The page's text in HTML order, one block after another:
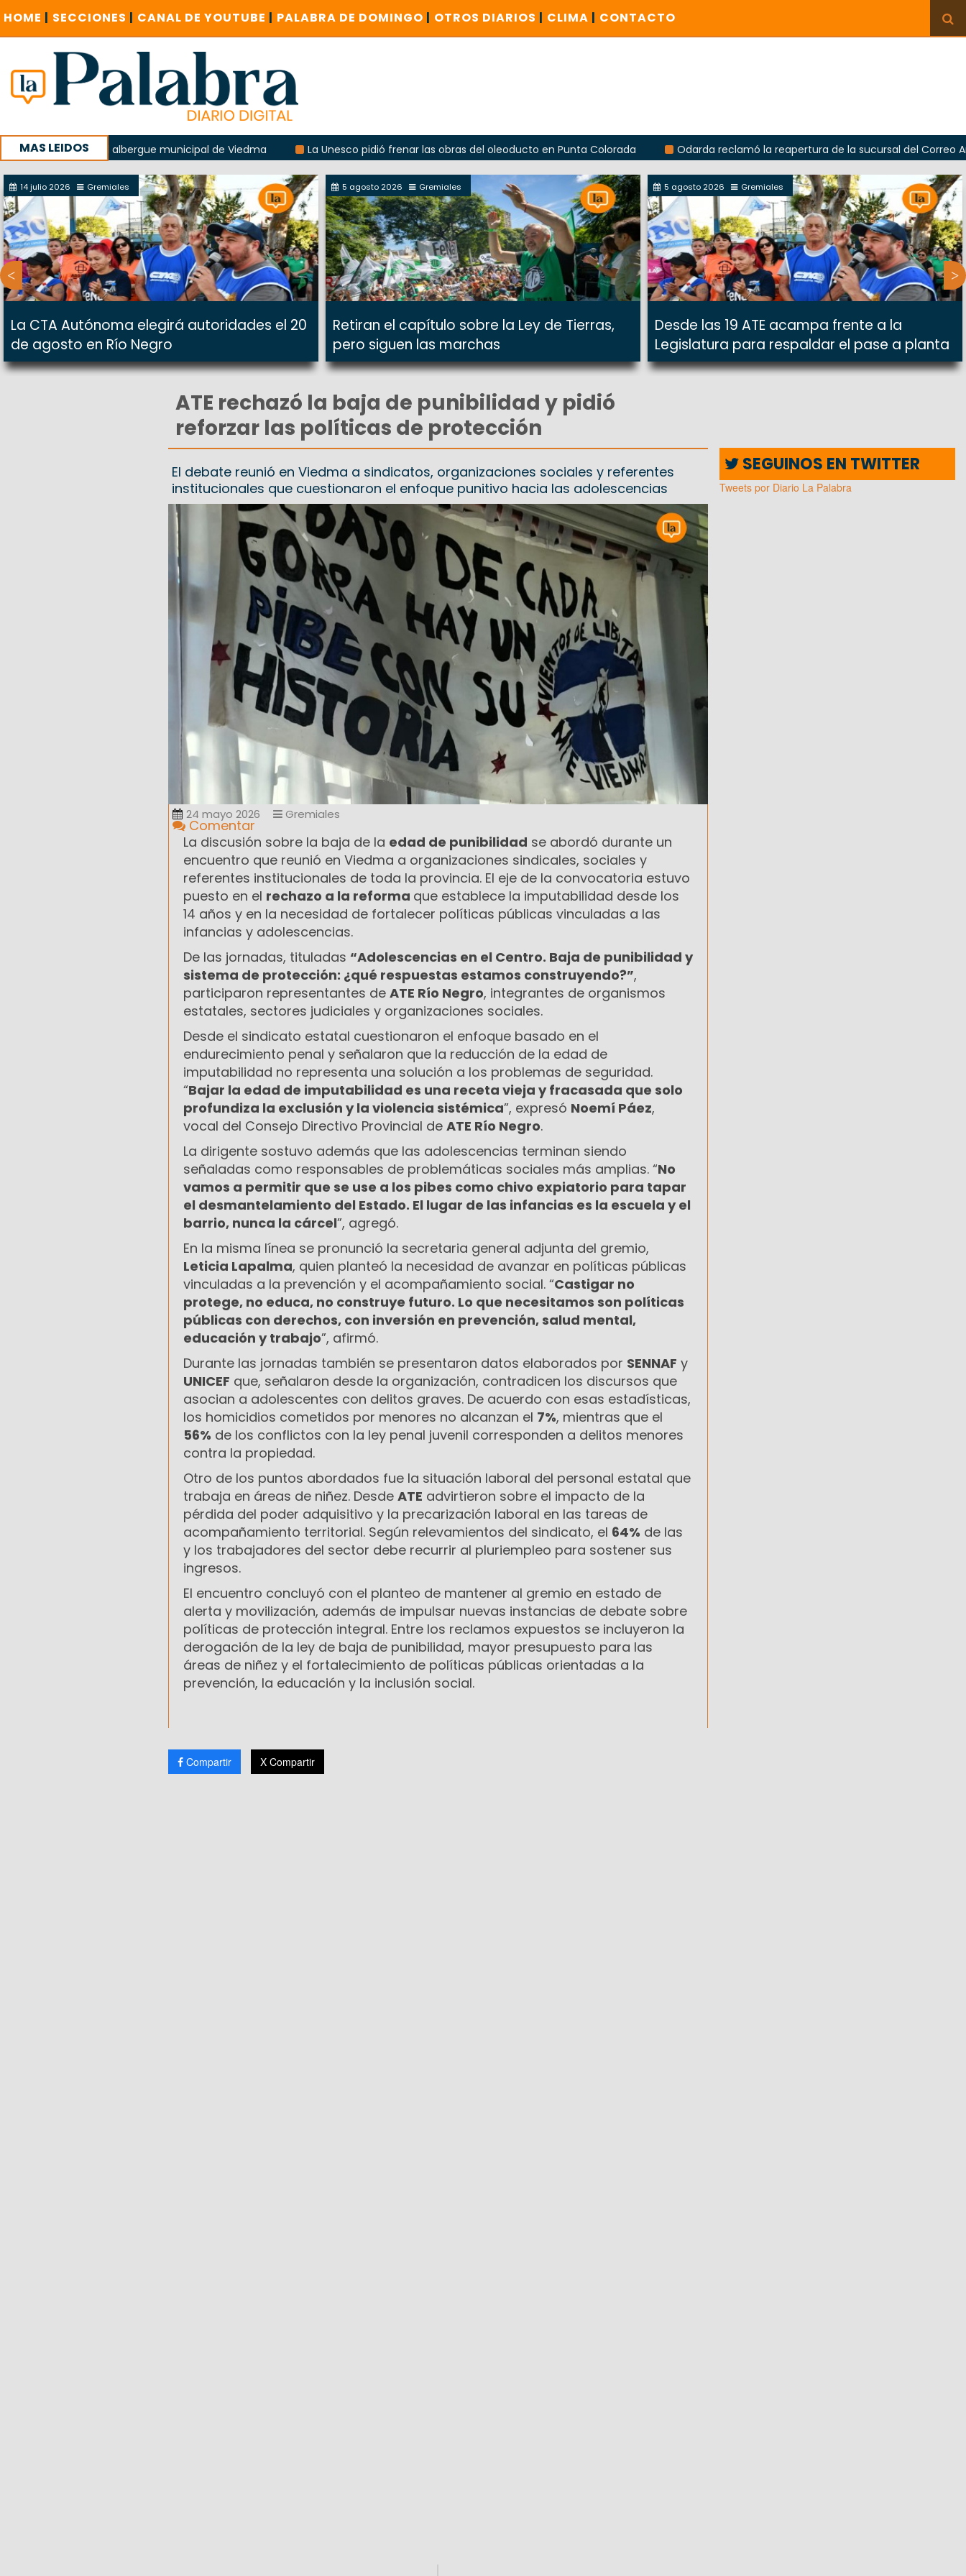
HOME | SECCIONES | CANAL DE YOUTUBE | PALABRA DE DOMINGO | OTROS DIARIOS | CLIMA | CONTACTO
MAS LEIDOS
del albergue municipal de Viedma La Unesco pidió frenar las obras del oleoducto en Punta Colorada
Odarda reclamó la reapertura de la sucursal del Correo Argentino
con un encuentro provincial en Roca
14 julio 2026 Gremiales
La CTA Autónoma elegirá autoridades el 20
de agosto en Río Negro
5 agosto 2026 Gremiales
Retiran el capítulo sobre la Ley de Tierras,
pero siguen las marchas
5 agosto 2026 Gremiales
Desde las 19 ATE acampa frente a la
Legislatura para respaldar el pase a planta
ATE rechazó la baja de punibilidad y pidió
reforzar las políticas de protección
El debate reunió en Viedma a sindicatos, organizaciones sociales y referentes
institucionales que cuestionaron el enfoque punitivo hacia las adolescencias
24 mayo 2026 Gremiales
Comentar
La discusión sobre la baja de la edad de punibilidad se abordó durante un
encuentro que reunió en Viedma a organizaciones sindicales, sociales y
referentes institucionales de toda la provincia. El eje de la convocatoria estuvo
puesto en el rechazo a la reforma que establece la imputabilidad desde los
14 años y en la necesidad de fortalecer políticas públicas vinculadas a las
infancias y adolescencias.
De las jornadas, tituladas “Adolescencias en el Centro. Baja de punibilidad y
sistema de protección: ¿qué respuestas estamos construyendo?”,
participaron representantes de ATE Río Negro, integrantes de organismos
estatales, sectores judiciales y organizaciones sociales.
Desde el sindicato estatal cuestionaron el enfoque basado en el
endurecimiento penal y señalaron que la reducción de la edad de
imputabilidad no representa una solución a los problemas de seguridad.
“Bajar la edad de imputabilidad es una receta vieja y fracasada que solo
profundiza la exclusión y la violencia sistémica”, expresó Noemí Páez,
vocal del Consejo Directivo Provincial de ATE Río Negro.
La dirigente sostuvo además que las adolescencias terminan siendo
señaladas como responsables de problemáticas sociales más amplias. “No
vamos a permitir que se use a los pibes como chivo expiatorio para tapar
el desmantelamiento del Estado. El lugar de las infancias es la escuela y el
barrio, nunca la cárcel”, agregó.
En la misma línea se pronunció la secretaria general adjunta del gremio,
Leticia Lapalma, quien planteó la necesidad de avanzar en políticas públicas
vinculadas a la prevención y el acompañamiento social. “Castigar no
protege, no educa, no construye futuro. Lo que necesitamos son políticas
públicas con derechos, con inversión en prevención, salud mental,
educación y trabajo”, afirmó.
Durante las jornadas también se presentaron datos elaborados por SENNAF y
UNICEF que, señalaron desde la organización, contradicen los discursos que
asocian a adolescentes con delitos graves. De acuerdo con esas estadísticas,
los homicidios cometidos por menores no alcanzan el 7%, mientras que el
56% de los conflictos con la ley penal juvenil corresponden a delitos menores
contra la propiedad.
Otro de los puntos abordados fue la situación laboral del personal estatal que
trabaja en áreas de niñez. Desde ATE advirtieron sobre el impacto de la
pérdida del poder adquisitivo y la precarización laboral en las tareas de
acompañamiento territorial. Según relevamientos del sindicato, el 64% de las
y los trabajadores del sector debe recurrir al pluriempleo para sostener sus
ingresos.
El encuentro concluyó con el planteo de mantener al gremio en estado de
alerta y movilización, además de impulsar nuevas instancias de debate sobre
políticas de protección integral. Entre los reclamos expuestos se incluyeron la
derogación de la ley de baja de punibilidad, mayor presupuesto para las
áreas de niñez y el fortalecimiento de políticas públicas orientadas a la
prevención, la educación y la inclusión social.
Compartir X Compartir
SEGUINOS EN TWITTER
Tweets por Diario La Palabra